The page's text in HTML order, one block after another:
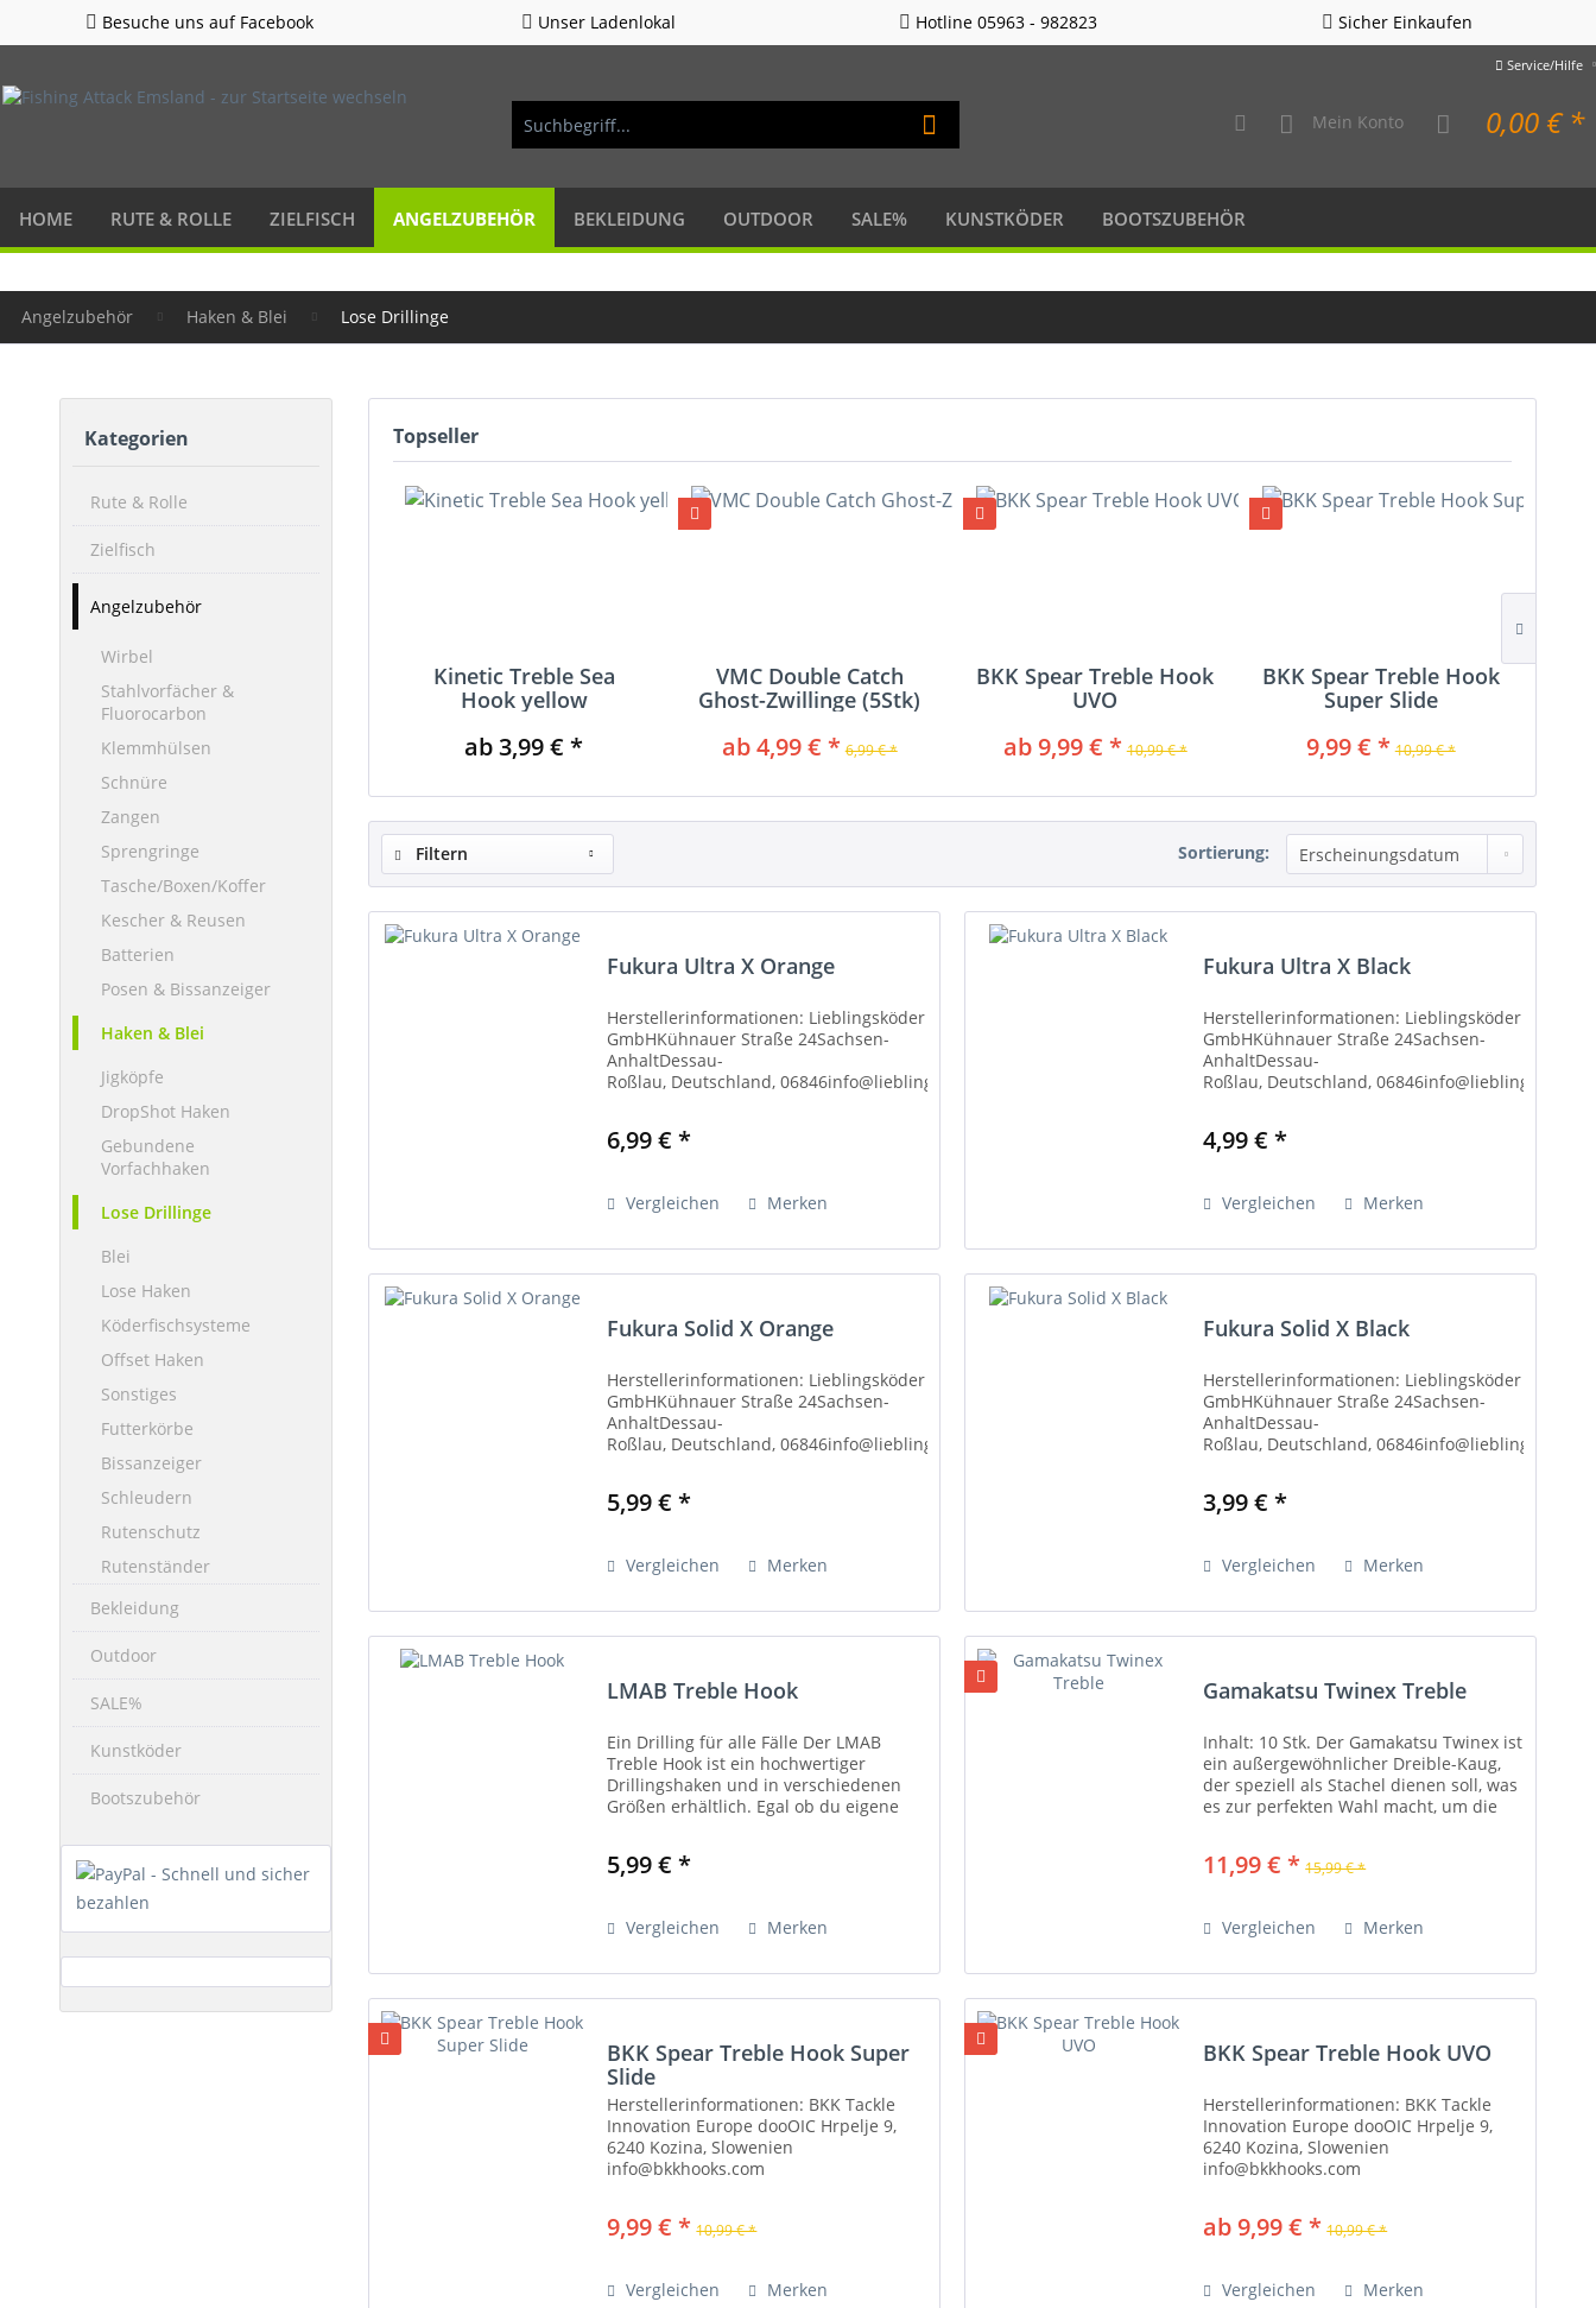
Besuche uns auf Facebook Unser Ladenlokal Hotline 05963 - 982823 Sicher Einkaufen
Service/Hilfe
Mein Konto 0,00 € *
HOME RUTE & ROLLE ZIELFISCH ANGELZUBEHÖR BEKLEIDUNG OUTDOOR SALE% KUNSTKÖDER BOOTSZUBEHÖR
Angelzubehör Haken & Blei Lose Drillinge
Kategorien
Rute & Rolle
Zielfisch
Angelzubehör
Wirbel
Stahlvorfächer &
Fluorocarbon
Klemmhülsen
Schnüre
Zangen
Sprengringe
Tasche/Boxen/Koffer
Kescher & Reusen
Batterien
Posen & Bissanzeiger
Haken & Blei
Jigköpfe
DropShot Haken
Gebundene
Vorfachhaken
Lose Drillinge
Blei
Lose Haken
Köderfischsysteme
Offset Haken
Sonstiges
Futterkörbe
Bissanzeiger
Schleudern
Rutenschutz
Rutenständer
Bekleidung
Outdoor
SALE%
Kunstköder
Bootszubehör
Topseller
Kinetic Treble Sea
Hook yellow
ab 3,99 € *
VMC Double Catch
Ghost-Zwillinge (5Stk)
ab 4,99 € * 6,99 € *
BKK Spear Treble Hook
UVO
ab 9,99 € * 10,99 € *
BKK Spear Treble Hook
Super Slide
9,99 € * 10,99 € *
Filtern Sortierung:
Fukura Ultra X Orange
Herstellerinformationen: Lieblingsköder
GmbHKühnauer Straße 24Sachsen-
AnhaltDessau-
Roßlau, Deutschland, 06846info@lieblingskoeder.dehttps://www.lieblingsköder.de
6,99 € *
Vergleichen Merken
Fukura Ultra X Black
Herstellerinformationen: Lieblingsköder
GmbHKühnauer Straße 24Sachsen-
AnhaltDessau-
Roßlau, Deutschland,
4,99 € *
Vergleichen Merken
Fukura Solid X Orange
Herstellerinformationen: Lieblingsköder
GmbHKühnauer Straße 24Sachsen-
AnhaltDessau-
Roßlau, Deutschland, 06846info@lieblingskoeder.dehttps://www.lieblingsköder.de
5,99 € *
Vergleichen Merken
Fukura Solid X Black
Herstellerinformationen: Lieblingsköder
GmbHKühnauer Straße 24Sachsen-
AnhaltDessau-
Roßlau, Deutschland,
3,99 € *
Vergleichen Merken
LMAB Treble Hook
Ein Drilling für alle Fälle Der LMAB
Treble Hook ist ein hochwertiger
Drillingshaken und in verschiedenen
Größen erhältlich. Egal ob du eigene
austauschen musst,...
5,99 € *
Vergleichen Merken
Gamakatsu Twinex Treble
Inhalt: 10 Stk. Der Gamakatsu Twinex ist
ein außergewöhnlicher Dreible-Kaug,
der speziell als Stachel dienen soll, was
es zur perfekten Wahl macht, um die
11,99 € * 15,99 € *
Vergleichen Merken
BKK Spear Treble Hook Super
Slide
Herstellerinformationen: BKK Tackle
Innovation Europe dooOIC Hrpelje 9,
6240 Kozina, Slowenien
info@bkkhooks.com
scharf. Decken Sie sie beim Transport
9,99 € * 10,99 € *
Vergleichen Merken
BKK Spear Treble Hook UVO
Herstellerinformationen: BKK Tackle
Innovation Europe dooOIC Hrpelje 9,
6240 Kozina, Slowenien
info@bkkhooks.com
scharf. Decken Sie sie beim Transport
ab 9,99 € * 10,99 € *
Vergleichen Merken